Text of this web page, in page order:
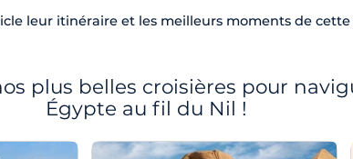
leur itinéraire et les meilleurs moments de cette
plus belles croisières pour
Égypte au fil du Nil !